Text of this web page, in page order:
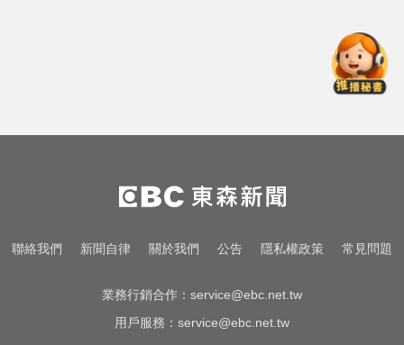
道」 路段塞爆了！
無懼白海豚風雨！企聯父親節回歸
張庭瑜、張正韋用勝利感謝老爸
你也有膝蓋喀喀響？醫揭1習慣 恐
聯絡我們 新聞自律 關於我們 公告 隱私權政策 常見問題
業務行銷合作： service@ebc.net.tw
用戶服務： service@ebc.net.tw